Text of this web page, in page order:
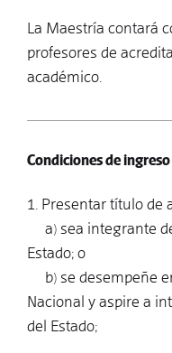
La Maestría contará
profesores de
académico.
Condiciones de ingreso
1. Presentar título de
a) sea integrante
Estado; o
b) se desempeñe
Nacional y aspire a
del Estado;